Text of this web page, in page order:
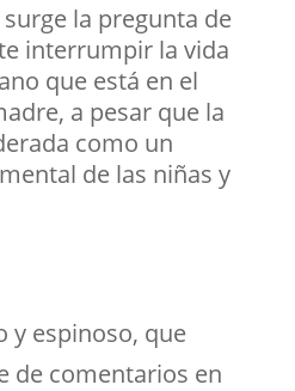
la pregunta de
interrumpir la vida
que está en el
a pesar que la
como un
de las niñas y
y espinoso, que
de comentarios en